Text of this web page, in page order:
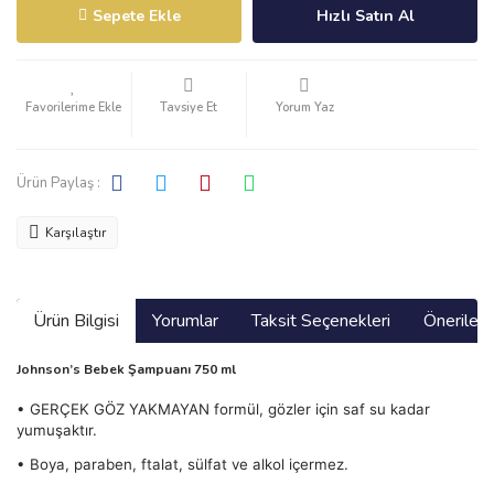
Sepete Ekle Hızlı Satın Al
Tavsiye Et Yorum Yaz
Ürün Paylaş :
Karşılaştır
Ürün Bilgisi Yorumlar Taksit Seçenekleri
Johnson’s Bebek Şampuanı 750 ml
• GERÇEK GÖZ YAKMAYAN formül, gözler için saf su kadar
yumuşaktır.
• Boya, paraben, ftalat, sülfat ve alkol içermez.